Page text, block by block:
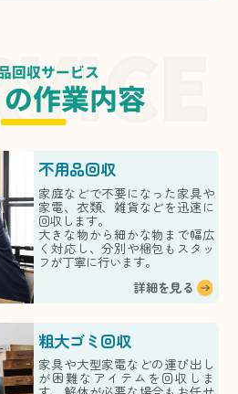
回収サービス
作業内容
不用品回収
家庭などで不要になった家具や
家電、衣類、雑貨などを迅速に
回収します。
大きな物から細かな物まで幅広
く対応し、分別や梱包もスタッ
フが丁寧に行います。
詳細を見る
粗大ゴミ回収
家具や大型家電などの運び出し
が困難なアイテムを回収しま